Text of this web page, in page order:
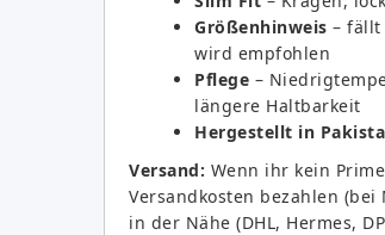
Größenhinweis – fällt
wird empfohlen
Pflege –
längere Haltbarkeit
Hergestellt in
Versand: Wenn ihr kein
Versandkosten bezahlen
in der Nähe (DHL, Hermes,